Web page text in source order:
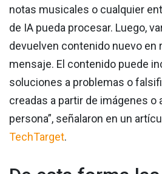
notas musicales o cualquier
de IA pueda procesar. Luego,
devuelven contenido nuevo en
mensaje. El contenido puede
soluciones a problemas o
creadas a partir de imágenes o
persona”, señalaron en un
TechTarget.